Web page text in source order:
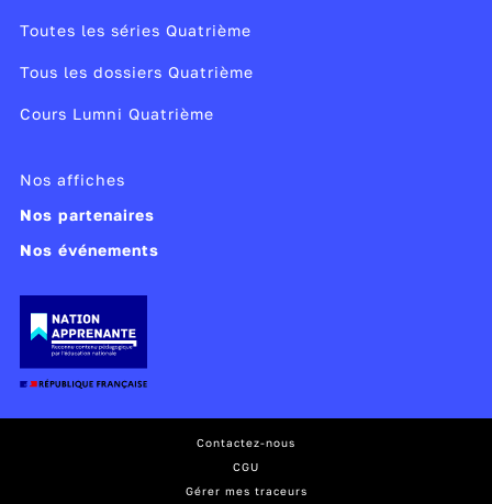
Toutes les séries Quatrième
Tous les dossiers Quatrième
Cours Lumni Quatrième
Nos affiches
Nos partenaires
Nos événements
Contactez-nous
CGU
Gérer mes traceurs